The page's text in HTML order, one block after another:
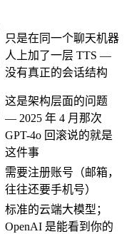
只是在同一个聊天机器
人上加了一层 TTS —
没有真正的会话结构
这是架构层面的问题
— 2025 年 4 月那次
GPT-4o 回滚说的就是
这件事
需要注册账号（邮箱，
往往还要手机号）
标准的云端大模型；
OpenAI 是能看到你的